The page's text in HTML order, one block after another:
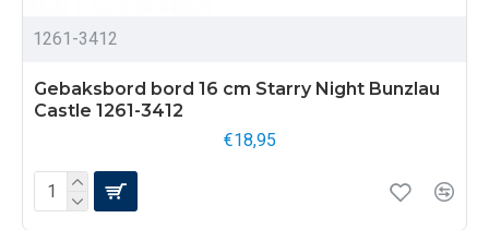
1261-3412
Gebaksbord bord 16 cm Starry Night Bunzlau
Castle 1261-3412
€18,95